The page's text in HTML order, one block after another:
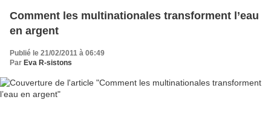
Comment les multinationales transforment l’eau
en argent
Publié le 21/02/2011 à 06:49
Par Eva R-sistons